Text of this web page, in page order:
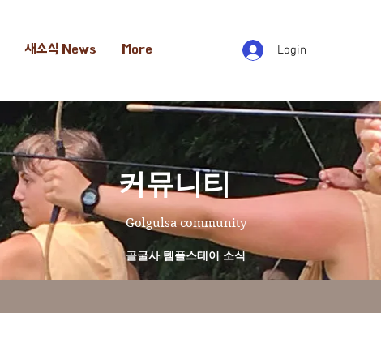
새소식 News More Login
​커뮤니티
Golgulsa community
골굴사 템플스테이 소식